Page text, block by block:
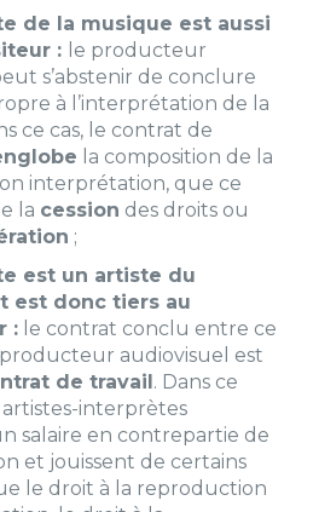
de la musique est aussi
: le producteur
s’abstenir de conclure
à l’interprétation de la
ce cas, le contrat de
la composition de la
interprétation, que ce
la cession des droits ou
;
est un artiste du
est donc tiers au
:le contrat conclu entre ce
audiovisuel est
de travail. Dans ce
interprètes
salaire en contrepartie de
et jouissent de certains
le droit à la reproduction